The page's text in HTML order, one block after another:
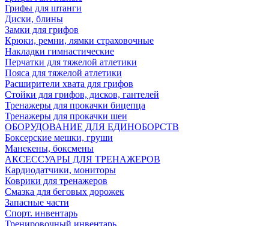
Грифы для штанги
Диски, блины
Замки для грифов
Крюки, ремни, лямки страховочные
Накладки гимнастические
Перчатки для тяжелой атлетики
Пояса для тяжелой атлетики
Расширители хвата для грифов
Стойки для грифов, дисков, гантелей
Тренажеры для прокачки бицепца
Тренажеры для прокачки шеи
ОБОРУДОВАНИЕ ДЛЯ ЕДИНОБОРСТВ
Боксерские мешки, груши
Манекены, боксмены
АКСЕССУАРЫ ДЛЯ ТРЕНАЖЕРОВ
Кардиодатчики, мониторы
Коврики для тренажеров
Смазка для беговых дорожек
Запасные части
Спорт. инвентарь
Тренировочный инвентарь